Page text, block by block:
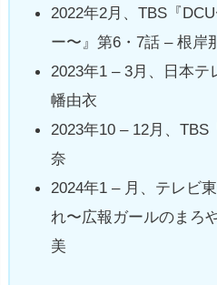
2022年2月、TBS『
ー〜』第6・7話 – 根岸
2023年1 – 3月、日本
幡由衣
2023年10 – 12月、
奈
2024年1 – 月、テレビ
れ〜広報ガールのまろ
美